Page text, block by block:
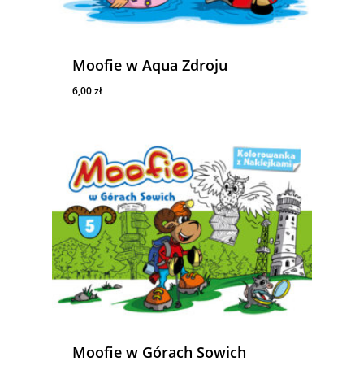
Moofie w Aqua Zdroju
6,00zł
Moofie w Górach Sowich